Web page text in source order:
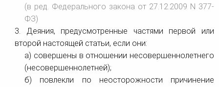
(в ред. Федерального закона от 27.12.2009 N 377-
ФЗ)
3. Деяния, предусмотренные частями первой или
второй настоящей статьи, если они:
а) совершены в отношении несовершеннолетнего
(несовершеннолетней);
б) повлекли по неосторожности причинение